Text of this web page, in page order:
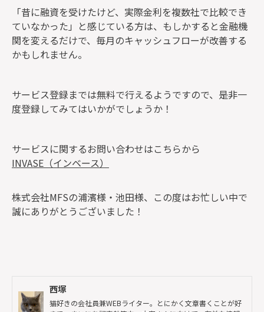
「昔に融資を受けたけど、実際金利を複数社で比較でき
ていなかった」と感じている方は、もしかすると金融機
関を変えるだけで、毎月のキャッシュフローが改善する
かもしれません。
サービス登録までは無料で行えるようですので、是非一
度登録してみてはいかがでしょうか！
サービスに関するお問い合わせはこちらから
INVASE（インベース）
株式会社MFSの浦濱様・池田様、この度はお忙しい中で
誠にありがとうございました！
西塚
猫好きの会社員兼WEBライター。とにかく文章書くことが好